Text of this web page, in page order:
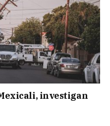
Mexicali, investigan